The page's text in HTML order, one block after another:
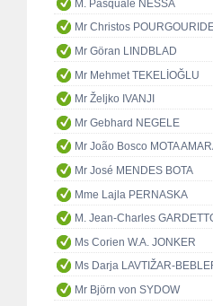
M. Pasquale NESSA
Mr Christos
Mr Göran LINDBLAD
Mr Mehmet TEKELİOĞLU
Mr Željko IVANJI
Mr Gebhard NEGELE
Mr João Bosco MOTA
Mr José MENDES BOTA
Mme Lajla PERNASKA
M. Jean-Charles
Ms Corien W.A. JONKER
Ms Darja LAVTIŽAR-
Mr Björn von SYDOW